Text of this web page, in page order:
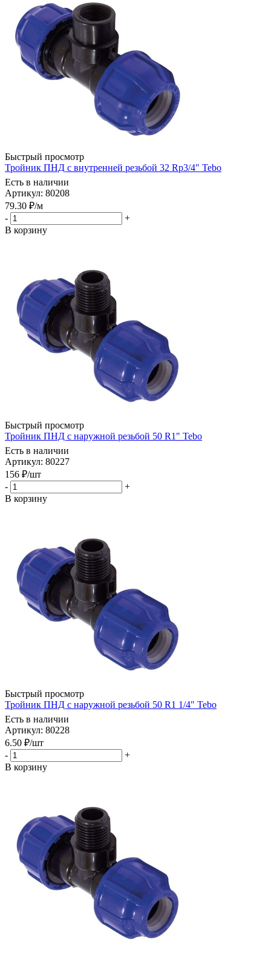
Быстрый просмотр
Тройник ПНД с внутренней резьбой 32 Rp3/4" Tebo
Есть в наличии
Артикул: 80208
79.30 ₽/м
-
+
В корзину
Быстрый просмотр
Тройник ПНД с наружной резьбой 50 R1" Tebo
Есть в наличии
Артикул: 80227
156 ₽/шт
-
+
В корзину
Быстрый просмотр
Тройник ПНД с наружной резьбой 50 R1 1/4" Tebo
Есть в наличии
Артикул: 80228
6.50 ₽/шт
-
+
В корзину